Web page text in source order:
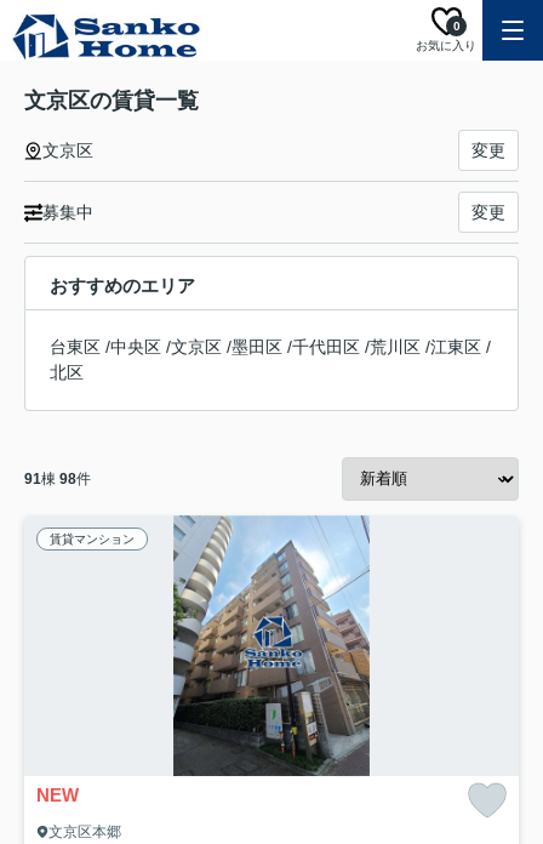
お気に入り
0
文京区の賃貸一覧
文京区 変更
募集中 変更
おすすめのエリア
台東区 /中央区 /文京区 /墨田区 /千代田区 /荒川区 /江東区 /
北区
91棟 98件
賃貸マンション
NEW
文京区本郷